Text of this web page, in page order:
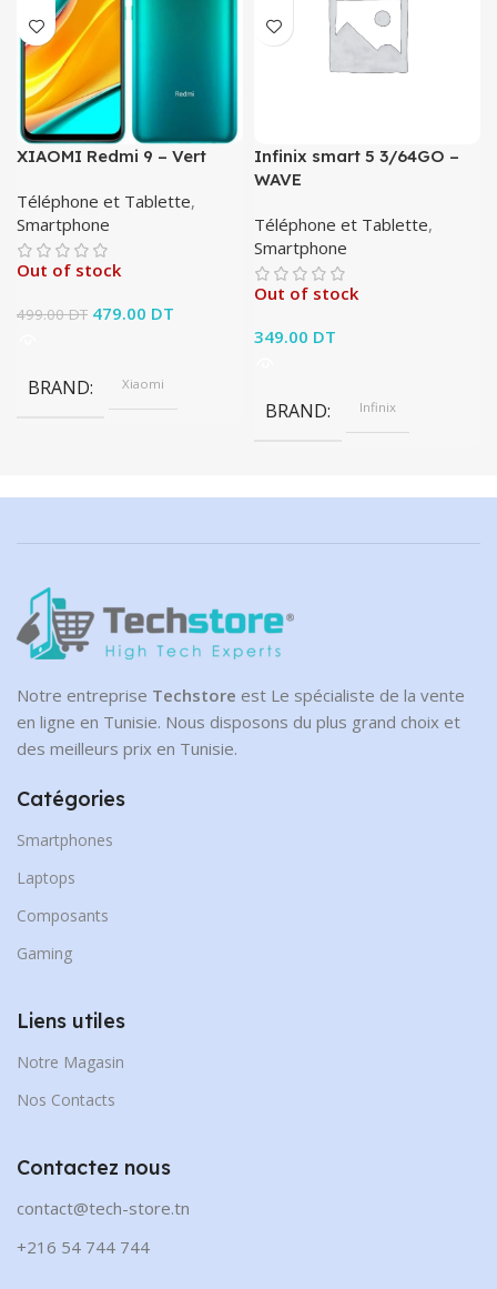
XIAOMI Redmi 9 – Vert
Téléphone et Tablette,
Smartphone
Out of stock
499.00DT Le prix initial était :
479.00 DT
actuel est :
BRAND Xiaomi
Infinix smart 5 3/64GO –
WAVE
Téléphone et Tablette,
Smartphone
Out of stock
349.00 DT
BRAND Infinix
Notre entreprise Techstore est Le spécialiste de la vente
en ligne en Tunisie. Nous disposons du plus grand choix et
des meilleurs prix en Tunisie.
Catégories
Smartphones
Laptops
Composants
Gaming
Liens utiles
Notre Magasin
Nos Contacts
Contactez nous
contact@tech-store.tn
+216 54 744 744